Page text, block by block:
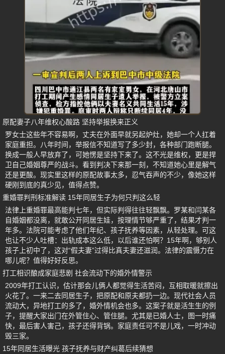
原配妻子八年维权心酸路 坚持举报换来正义
罗女士这些年不容易啊，丈夫在外面早就另起炉灶，她却一个人扛着
家庭重担。八年时间，举报信不知道写了多少封，各种部门跑断腿。
换成一般人早放弃了，可她愣是坚持下来了。这不光是维权，更是捍
卫自己婚姻尊严的战斗。看到判决下来那一刻，不知道她心里是解气
还是更酸。现实里这样的原配故事太多，忍气吞声的不少，像她这样
硬刚到底的真少见，值得点赞。
重婚罪判刑标准解读 15年同居生子为何只判这么轻
法律上重婚罪最高能判七年，但实际判得往往轻飘飘。罗某和闫某各
自婚姻都没离，就敢公开同居生娃，按理情节够严重了，结果才判一
年多。法院可能考虑了他们年纪、孩子抚养等因素，从轻处理。可这
也让不少人吐槽：出轨成本这么低，以后谁还怕啊？15年啊，够别人
孩子上初中了，这对“假夫妻”过得比真夫妻还滋润。法律的震慑力在
哪儿呢？值得好好反思。
打工相识酿成家庭悲剧 社会流动下的婚外情警示
2009年打工认识，估计那会儿俩人都觉得生活苦闷，互相取暖就擦出
火花了。一来二去同居生子，把原配和原夫都扔一边。现代社会人员
流动大，异地打工的多了，婚外情机会也多。这案子就是活生生的例
子，提醒大家出门在外管住心、管住腿。尤其是已婚人士，图一时痛
快，最后害人害己，孩子还得背锅。家庭责任可不是儿戏，一时冲动
毁三家。
15年同居生活曝光 孩子抚养与财产纠葛后续猜想